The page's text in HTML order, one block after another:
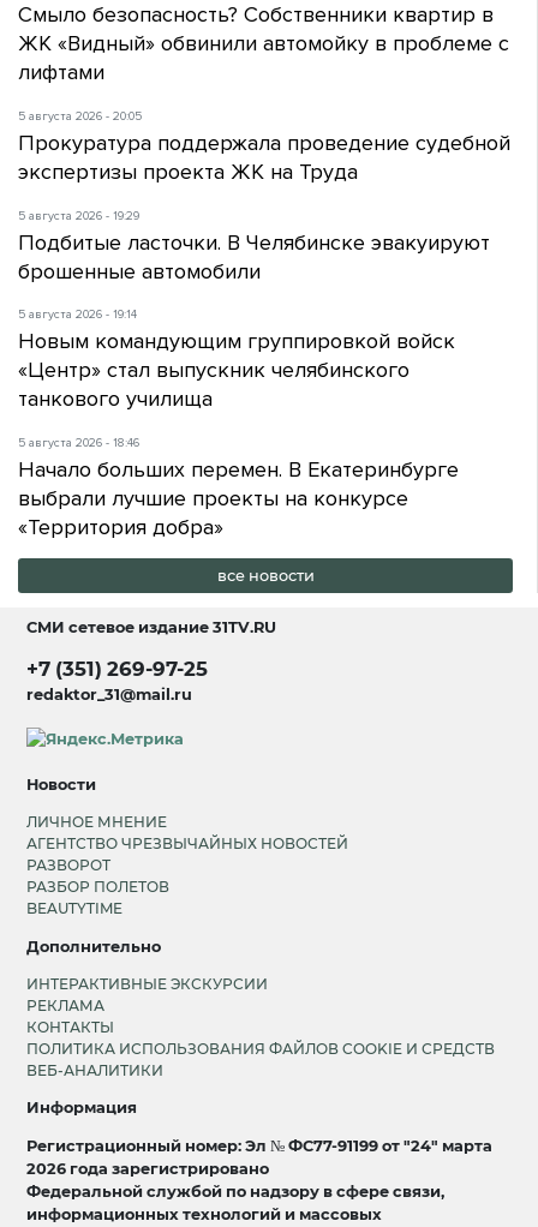
Смыло безопасность? Собственники квартир в
ЖК «Видный» обвинили автомойку в проблеме с
лифтами
5 августа 2026 - 20:05
Прокуратура поддержала проведение судебной
экспертизы проекта ЖК на Труда
5 августа 2026 - 19:29
Подбитые ласточки. В Челябинске эвакуируют
брошенные автомобили
5 августа 2026 - 19:14
Новым командующим группировкой войск
«Центр» стал выпускник челябинского
танкового училища
5 августа 2026 - 18:46
Начало больших перемен. В Екатеринбурге
выбрали лучшие проекты на конкурсе
«Территория добра»
все новости
СМИ сетевое издание31TV.RU
+7 (351) 269-97-25
redaktor_31@mail.ru
Новости
ЛИЧНОЕ МНЕНИЕ
АГЕНТСТВО ЧРЕЗВЫЧАЙНЫХ НОВОСТЕЙ
РАЗВОРОТ
РАЗБОР ПОЛЕТОВ
BEAUTYTIME
Дополнительно
ИНТЕРАКТИВНЫЕ ЭКСКУРСИИ
РЕКЛАМА
КОНТАКТЫ
ПОЛИТИКА ИСПОЛЬЗОВАНИЯ ФАЙЛОВ COOKIE И СРЕДСТВ
ВЕБ-АНАЛИТИКИ
Информация
Регистрационный номер: Эл № ФС77-91199 от "24" марта
2026 года зарегистрировано
Федеральной службой по надзору в сфере связи,
информационных технологий и массовых